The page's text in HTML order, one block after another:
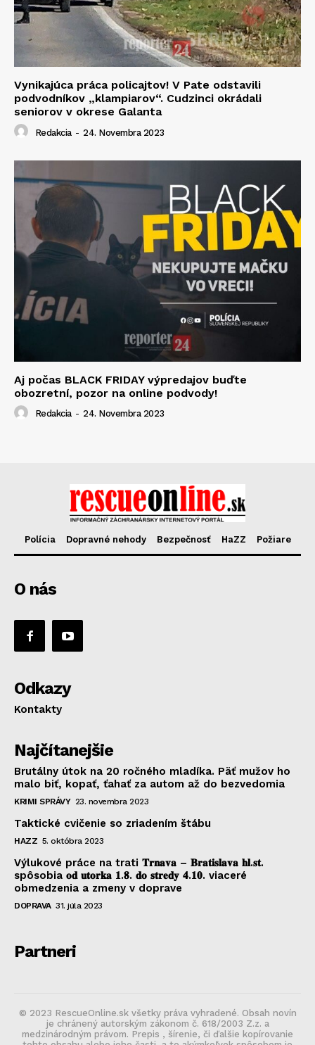
Vynikajúca práca policajtov! V Pate odstavili
podvodníkov „klampiarov“. Cudzinci okrádali
seniorov v okrese Galanta
Redakcia - 24. Novembra 2023
Aj počas BLACK FRIDAY výpredajov buďte
obozretní, pozor na online podvody!
Redakcia - 24. Novembra 2023
Polícia Dopravné nehody Bezpečnosť HaZZ Požiare
O nás
Odkazy
Kontakty
Najčítanejšie
Brutálny útok na 20 ročného mladíka. Päť mužov ho
malo biť, kopať, ťahať za autom až do bezvedomia
KRIMI SPRÁVY 23. novembra 2023
Taktické cvičenie so zriadením štábu
HAZZ 5. októbra 2023
Výlukové práce na trati 𝐓𝐫𝐧𝐚𝐯𝐚 – 𝐁𝐫𝐚𝐭𝐢𝐬𝐥𝐚𝐯𝐚 𝐡𝐥.𝐬𝐭.
spôsobia 𝐨𝐝 𝐮𝐭𝐨𝐫𝐤𝐚 𝟏.𝟖. 𝐝𝐨 𝐬𝐭𝐫𝐞𝐝𝐲 𝟒.𝟏𝟎. viaceré
obmedzenia a zmeny v doprave
DOPRAVA 31. júla 2023
Partneri
© 2023 RescueOnline.sk všetky práva vyhradené. Obsah novín
je chránený autorským zákonom č. 618/2003 Z.z. a
medzinárodným právom. Prepis , šírenie, či ďalšie kopírovanie